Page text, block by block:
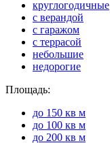
круглогодичные
с верандой
с гаражом
с террасой
небольшие
недорогие
Площадь:
до 150 кв м
до 100 кв м
до 200 кв м